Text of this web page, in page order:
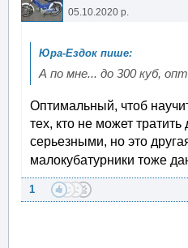
05.10.2020 р.
А по мне... до 300 куб,
Оптимальный,
тех, кто не может
серьезными, но это
малокубатурники тоже
1